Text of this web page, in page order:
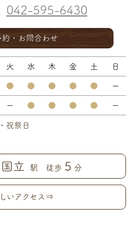
042-595-6430
約・お問合わせ
火 水 木 金 土 日
● ● ● ● ● ー
ー ● ● ● ● ー
祝祭日
立 駅 徒歩 5 分
いアクセス⇒